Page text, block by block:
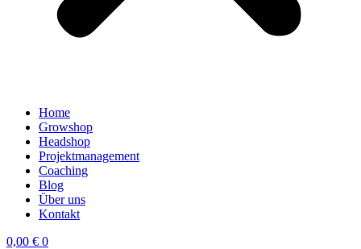
Home
Growshop
Headshop
Projektmanagement
Coaching
Blog
Über uns
Kontakt
0,00 € 0